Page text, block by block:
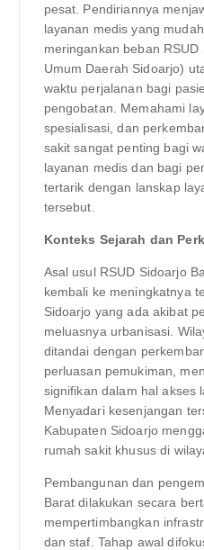
pesat. Pendiriannya
layanan medis yang
meringankan beban
Umum Daerah Sidoarjo)
waktu perjalanan bagi
pengobatan. Memahami
spesialisasi, dan
sakit sangat penting bagi
layanan medis dan bagi
tertarik dengan lanskap
tersebut.
Konteks Sejarah dan
Asal usul RSUD Sidoarjo
kembali ke meningkatnya
Sidoarjo yang ada akibat
meluasnya urbanisasi.
ditandai dengan
perluasan pemukiman,
signifikan dalam hal akses
Menyadari kesenjangan
Kabupaten Sidoarjo
rumah sakit khusus di
Pembangunan dan
Barat dilakukan secara
mempertimbangkan
dan staf. Tahap awal